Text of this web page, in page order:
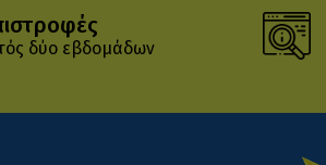
δύο εβδομάδων